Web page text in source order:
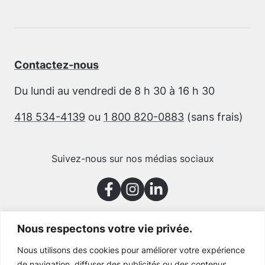
Nous respectons votre vie privée.
Nous utilisons des cookies pour améliorer votre expérience
Contactez-nous
Du lundi au vendredi de 8 h 30 à 16 h 30
418 534-4139 ou 1 800 820-0883 (sans frais)
Suivez-nous sur nos médias sociaux
Merci à nos partenaires